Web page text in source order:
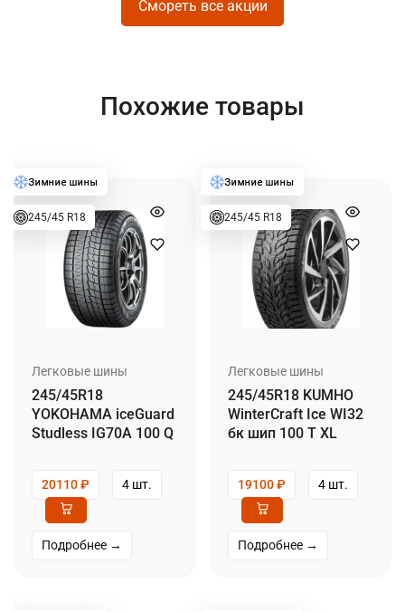
Смореть все акции
Похожие товары
245/45 R18
Легковые шины
245/45R18
YOKOHAMA iceGuard
Studless IG70A 100 Q
20110₽ 4 шт.
Подробнее →
245/45 R18
Легковые шины
245/45R18 KUMHO
WinterCraft Ice WI32
бк шип 100 T XL
19100₽ 4 шт.
Подробнее →